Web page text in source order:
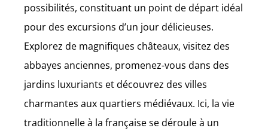
possibilités, constituant un point de départ idéal
pour des excursions d’un jour délicieuses.
Explorez de magnifiques châteaux, visitez des
abbayes anciennes, promenez-vous dans des
jardins luxuriants et découvrez des villes
charmantes aux quartiers médiévaux. Ici, la vie
traditionnelle à la française se déroule à un